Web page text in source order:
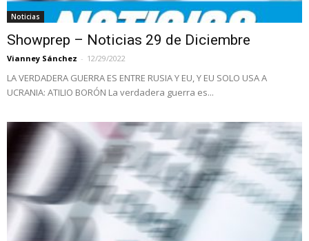
Noticias
Showprep – Noticias 29 de Diciembre
Vianney Sánchez - 12/29/2022
LA VERDADERA GUERRA ES ENTRE RUSIA Y EU, Y EU SOLO USA A
UCRANIA: ATILIO BORÓN La verdadera guerra es...